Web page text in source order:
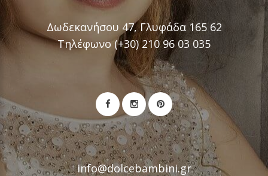
Δωδεκανήσου 47, Γλυφάδα 165 62
Τηλέφωνο (+30) 210 96 03 035
info@dolcebambini.gr